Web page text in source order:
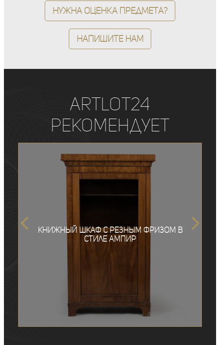
Нужна оценка предмета?
Напишите нам
ArtLot24
рекомендует
Книжный шкаф с резным фризом в
стиле ампир